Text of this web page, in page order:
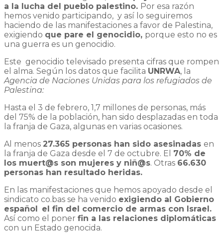
a la lucha del pueblo palestino. Por esa razón
hemos venido participando, y así lo seguiremos
haciendo de las manifestaciones a favor de Palestina,
exigiendo que pare el genocidio, porque esto no es
una guerra es un genocidio.
Este genocidio televisado presenta cifras que rompen
el alma. Según los datos que facilita UNRWA, la
Agencia de Naciones Unidas para los refugiados de
Palestina:
Hasta el 3 de febrero, 1,7 millones de personas, más
del 75% de la población, han sido desplazadas en toda
la franja de Gaza, algunas en varias ocasiones.
Al menos 27.365 personas han sido asesinadas en
la franja de Gaza desde el 7 de octubre. El 70% de
los muert@s son mujeres y niñ@s. Otras 66.630
personas han resultado heridas.
En las manifestaciones que hemos apoyado desde el
sindicato co.bas se ha venido exigiendo al Gobierno
español el fin del comercio de armas con Israel.
Así como el poner fin a las relaciones diplomáticas
con un Estado genocida.